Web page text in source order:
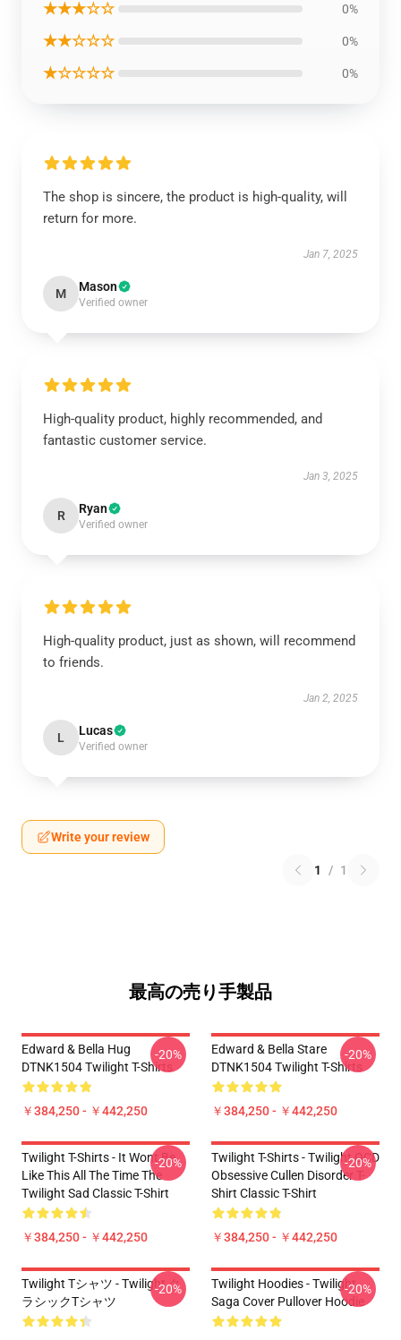
★★★☆☆ 0%
★★☆☆☆ 0%
★☆☆☆☆ 0%
The shop is sincere, the product is high-quality, will
return for more.
Jan 7, 2025
M Mason
Verified owner
High-quality product, highly recommended, and
fantastic customer service.
Jan 3, 2025
R Ryan
Verified owner
High-quality product, just as shown, will recommend
to friends.
Jan 2, 2025
L Lucas
Verified owner
Write your review
1 / 1
最高の売り手製品
Edward & Bella Hug
DTNK1504 Twilight T-Shirts
￥384,250 - ￥442,250
-20%
Edward & Bella Stare
DTNK1504 Twilight T-Shirts
￥384,250 - ￥442,250
-20%
Twilight T-Shirts - It Wont Be
Like This All The Time The
Twilight Sad Classic T-Shirt
￥384,250 - ￥442,250
-20%
Twilight T-Shirts - Twilight OCD
Obsessive Cullen Disorder T-
Shirt Classic T-Shirt
￥384,250 - ￥442,250
-20%
Twilight Tシャツ - Twilight ク
ラシックTシャツ
-20%
Twilight Hoodies - Twilight
Saga Cover Pullover Hoodie
-20%